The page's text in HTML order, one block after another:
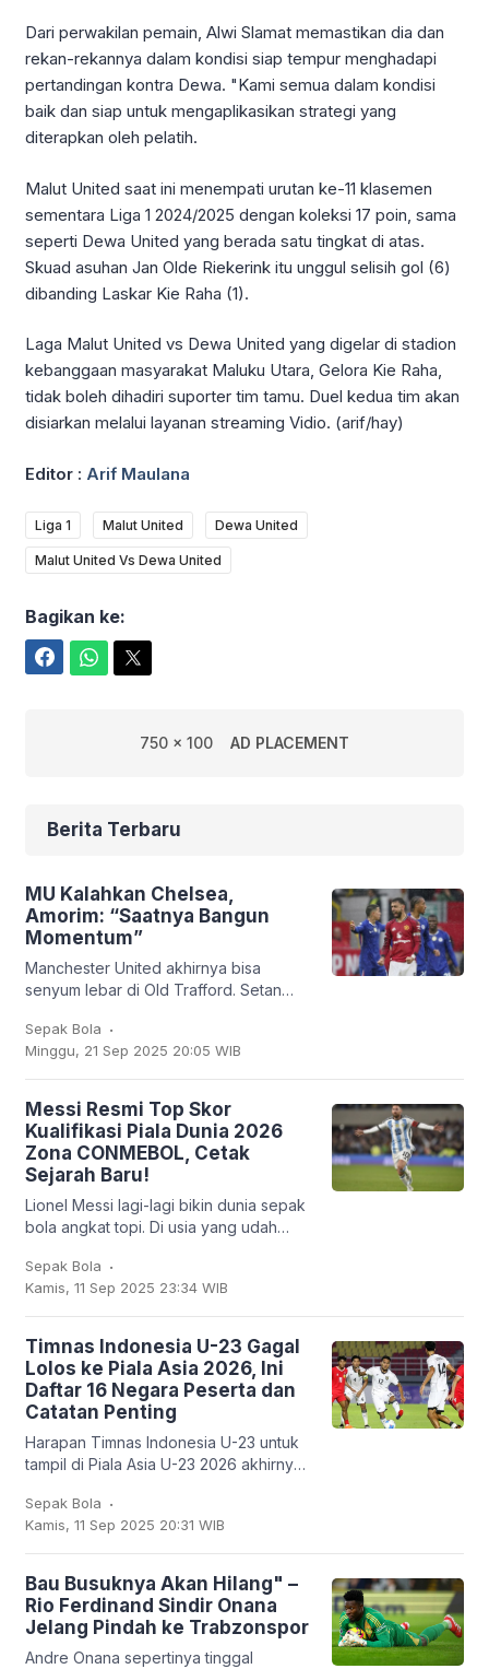
Dari perwakilan pemain, Alwi Slamat memastikan dia dan
rekan-rekannya dalam kondisi siap tempur menghadapi
pertandingan kontra Dewa. "Kami semua dalam kondisi
baik dan siap untuk mengaplikasikan strategi yang
diterapkan oleh pelatih.
Malut United saat ini menempati urutan ke-11 klasemen
sementara Liga 1 2024/2025 dengan koleksi 17 poin, sama
seperti Dewa United yang berada satu tingkat di atas.
Skuad asuhan Jan Olde Riekerink itu unggul selisih gol (6)
dibanding Laskar Kie Raha (1).
Laga Malut United vs Dewa United yang digelar di stadion
kebanggaan masyarakat Maluku Utara, Gelora Kie Raha,
tidak boleh dihadiri suporter tim tamu. Duel kedua tim akan
disiarkan melalui layanan streaming Vidio. (arif/hay)
Editor : Arif Maulana
Liga 1 Malut United Dewa United
Malut United Vs Dewa United
Bagikan ke:
750 x 100 AD PLACEMENT
Berita Terbaru
MU Kalahkan Chelsea,
Amorim: “Saatnya Bangun
Momentum”
Manchester United akhirnya bisa
senyum lebar di Old Trafford. Setan
2-1 dalam lanjutan Liga Inggris, Sabtu
(20/9/2025). Bruno
Sepak Bola .
Minggu, 21 Sep 2025 20:05 WIB
Messi Resmi Top Skor
Kualifikasi Piala Dunia 2026
Zona CONMEBOL, Cetak
Sejarah Baru!
Lionel Messi lagi-lagi bikin dunia sepak
bola angkat topi. Di usia yang udah
mencatatkan sejarah baru: untuk
pertama
Sepak Bola .
Kamis, 11 Sep 2025 23:34 WIB
Timnas Indonesia U-23 Gagal
Lolos ke Piala Asia 2026, Ini
Daftar 16 Negara Peserta dan
Catatan Penting
Harapan Timnas Indonesia U-23 untuk
tampil di Piala Asia U-23 2026 akhirnya
mampu finis sebagai runner-up Grup J
dengan empat
Sepak Bola .
Kamis, 11 Sep 2025 20:31 WIB
Bau Busuknya Akan Hilang" –
Rio Ferdinand Sindir Onana
Jelang Pindah ke Trabzonspor
Andre Onana sepertinya tinggal